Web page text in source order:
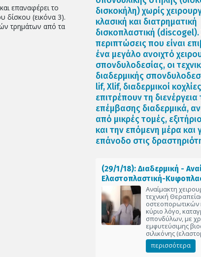
επαναφέρει το
δίσκου (εικόνα 3).
τρημάτων από τα
δισκοκήλη) χωρίς
κλασική και διατρηματική
δισκοπλαστική (discogel).
περιπτώσεις που είναι
ένα μεγάλο ανοιχτό
σπονδυλοδεσίας, οι
διαδερμικής
lif, Xlif, διαδερμικοί
επιτρέπουν τη διενέργεια
επέμβασης διαδερμικά,
από μικρές τομές,
και την επόμενη μέρα και
επάνοδο στις
(29/1/18): Διαδερμική -
Ελαστοπλαστική-
Αναίμακτη
τεχνική
οστεοπορωτικών
κύριο λόγο,
σπονδύλων, με
εμφυτεύσιμης
σιλικόνης
περισσότερα